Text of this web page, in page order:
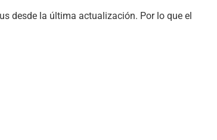
desde la última actualización. Por lo que el